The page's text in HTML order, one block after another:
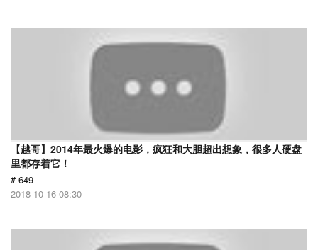
【越哥】2014年最火爆的电影，疯狂和大胆超出想象，很多人硬盘
里都存着它！
# 649
2018-10-16 08:30